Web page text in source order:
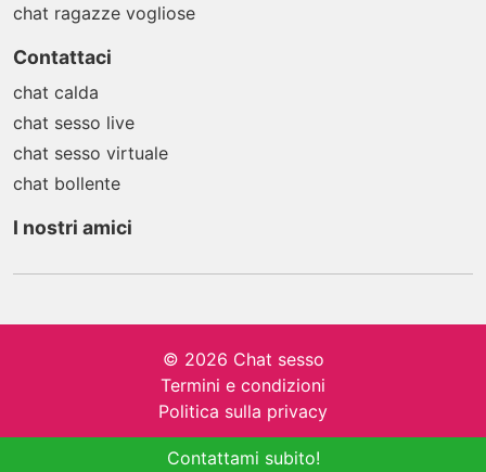
chat ragazze vogliose
Contattaci
chat calda
chat sesso live
chat sesso virtuale
chat bollente
I nostri amici
© 2026 Chat sesso
Termini e condizioni
Politica sulla privacy
Contattami subito!